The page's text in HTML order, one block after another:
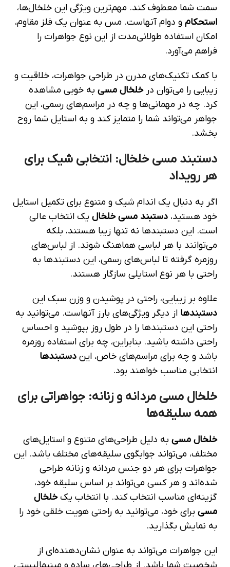
سمت شما معطوف کند. مهم‌ترین ویژگی این خلخال‌ها،
استحکام و دوام آنهاست. مس به عنوان یک فلز مقاوم،
امکان استفاده طولانی‌مدت از این نوع جواهرات را
فراهم می‌آورد.
با کمک تکنیک‌های مدرن در طراحی جواهرات، خلاقیت و
زیبایی را می‌توان درخلخال مسی به خوبی مشاهده
کرد. چه در مهمانی‌ها و چه در مراسم‌های رسمی، این
جواهر می‌تواند شما را متمایز کند و به استایل شما روح
بخشد.
دستبند مسی خلخال: انتخابی شیک برای
هر رویداد
اگر به دنبال یک اندام شیک و متنوع برای تکمیل استایل
خود هستید، دستبند مسی خلخال یک انتخاب عالی
است. این دستبند‌ها نه تنها زیبا هستند، بلکه
می‌توانند با هر لباسی هماهنگ شوند. از لباس‌های
روزمره گرفته تا لباس‌های رسمی، این دستبند‌ها به
راحتی با هر نوع استایلی سازگار هستند.
علاوه بر زیبایی، راحتی در پوشیدن و وزن سبک این
دستبند‌ها از دیگر ویژگی‌های بارز آنهاست. می‌توانید به
راحتی این دستبند‌ها را در طول روز بپوشید و احساس
راحتی داشته باشید. بنابراین، چه برای استفاده روزمره
باشد و چه برای مراسم‌های خاص، این دستبند‌ها
انتخابی مناسب خواهند بود.
خلخال مسی مردانه و زنانه: جواهراتی برای
همه سلیقه‌ها
خلخال مسی به دلیل طراحی‌های متنوع و استایل‌های
مختلف، می‌تواند جوابگوی سلیقه‌های مختلف باشد. این
جواهرات برای هر دو جنس مردانه و زنانه طراحی
شده‌اند و هر کسی می‌تواند بر اساس سلیقه خود،
گزینه‌ای مناسب انتخاب کند. با انتخاب یکخلخال
مسی برای خود، می‌توانید به راحتی هویت خلقی خود را
به نمایش بگذارید.
این جواهرات می‌تواند به عنوان نشان‌دهنده‌ای از